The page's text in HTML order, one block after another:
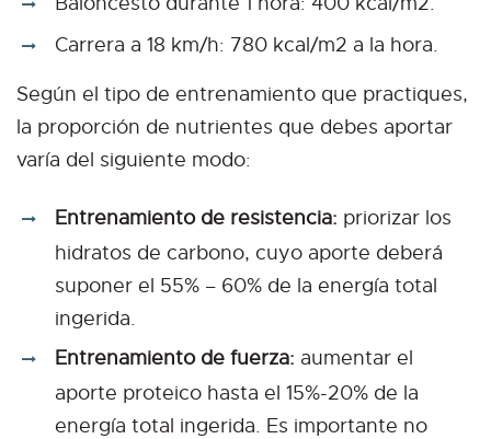
Carrera a 18 km/h: 780 kcal/m2 a la hora.
Según el tipo de entrenamiento que practiques,
la proporción de nutrientes que debes aportar
varía del siguiente modo:
Entrenamiento de resistencia: priorizar los
hidratos de carbono, cuyo aporte deberá
suponer el 55% – 60% de la energía total
ingerida.
Entrenamiento de fuerza: aumentar el
aporte proteico hasta el 15%-20% de la
energía total ingerida. Es importante no